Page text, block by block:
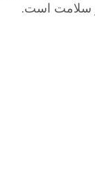
سلامت است.